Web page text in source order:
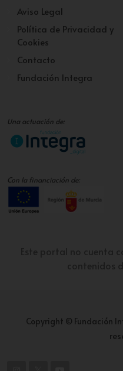
Aviso Legal
Política de Privacidad y
Cookies
Contacto
Fundación Integra
Una actuación de:
Con la financiación de:
Copyright © Fundación